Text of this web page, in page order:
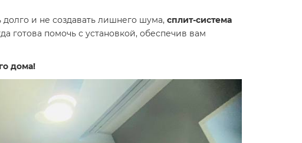
долго и не создавать лишнего шума, сплит-система
готова помочь с установкой, обеспечив вам
дома!